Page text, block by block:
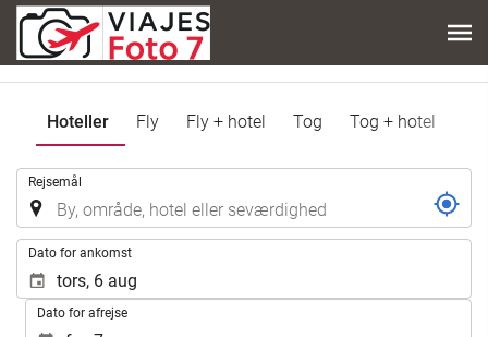
Hoteller Fly Fly + hotel Tog Tog + hotel
Rejsemål
Dato for ankomst
Dato for afrejse